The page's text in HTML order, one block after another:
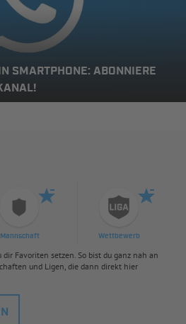
SMARTPHONE: ABONNIERE
Mannschaft Wettbewerb
Favoriten setzen. So bist du ganz nah an
und Ligen, die dann direkt hier